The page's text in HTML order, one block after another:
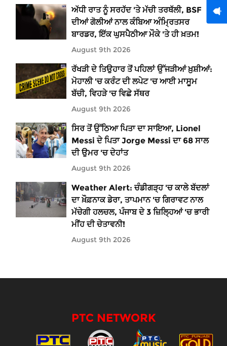
ਅੱਧੀ ਰਾਤ ਨੂੰ ਸਰਹੱਦ 'ਤੇ ਮੱਚੀ ਤਰਥੱਲੀ, BSF
ਦੀਆਂ ਗੋਲੀਆਂ ਨਾਲ ਕੰਬਿਆ ਅੰਮ੍ਰਿਤਸਰ
ਬਾਰਡਰ, ਇੱਕ ਘੁਸਪੈਠੀਆ ਮੌਕੇ 'ਤੇ ਹੀ ਖ਼ਤਮ!
August 9th 2026
ਰੱਖੜੀ ਦੇ ਤਿਉਹਾਰ ਤੋਂ ਪਹਿਲਾਂ ਉੱਜੜੀਆਂ ਖ਼ੁਸ਼ੀਆਂ:
ਮੋਹਾਲੀ 'ਚ ਕਰੰਟ ਦੀ ਲਪੇਟ 'ਚ ਆਈ ਮਾਸੂਮ
ਬੱਚੀ, ਵਿਹੜੇ 'ਚ ਵਿਛੇ ਸੱਥਰ
August 9th 2026
ਸਿਰ ਤੋਂ ਉੱਠਿਆ ਪਿਤਾ ਦਾ ਸਾਇਆ, Lionel
Messi ਦੇ ਪਿਤਾ Jorge Messi ਦਾ 68 ਸਾਲ
ਦੀ ਉਮਰ 'ਚ ਦੇਹਾਂਤ
August 9th 2026
Weather Alert: ਚੰਡੀਗੜ੍ਹ 'ਚ ਕਾਲੇ ਬੱਦਲਾਂ
ਦਾ ਖ਼ੌਫ਼ਨਾਕ ਡੇਰਾ, ਤਾਪਮਾਨ 'ਚ ਗਿਰਾਵਟ ਨਾਲ
ਮੱਚੇਗੀ ਹਲਚਲ, ਪੰਜਾਬ ਦੇ 3 ਜ਼ਿਲ੍ਹਿਆਂ 'ਚ ਭਾਰੀ
ਮੀਂਹ ਦੀ ਚੇਤਾਵਨੀ!
August 9th 2026
PTC NETWORK